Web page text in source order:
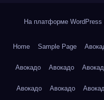
На платформе WordPress
Home Sample Page
Авокадо Авокадо
Авокадо Авокадо